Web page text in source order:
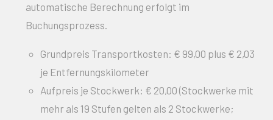
automatische Berechnung erfolgt im
Buchungsprozess.
Grundpreis Transportkosten: € 99,00 plus € 2,03
je Entfernungskilometer
Aufpreis je Stockwerk: € 20,00 (Stockwerke mit
mehr als 19 Stufen gelten als 2 Stockwerke;